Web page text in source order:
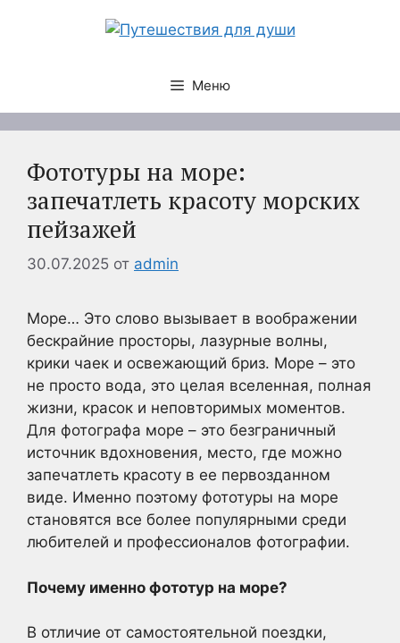
Меню
Фототуры на море:
запечатлеть красоту морских
пейзажей
30.07.2025 от admin
Море… Это слово вызывает в воображении
бескрайние просторы, лазурные волны,
крики чаек и освежающий бриз. Море – это
не просто вода, это целая вселенная, полная
жизни, красок и неповторимых моментов.
Для фотографа море – это безграничный
источник вдохновения, место, где можно
запечатлеть красоту в ее первозданном
виде. Именно поэтому фототуры на море
становятся все более популярными среди
любителей и профессионалов фотографии.
Почему именно фототур на море?
В отличие от самостоятельной поездки,